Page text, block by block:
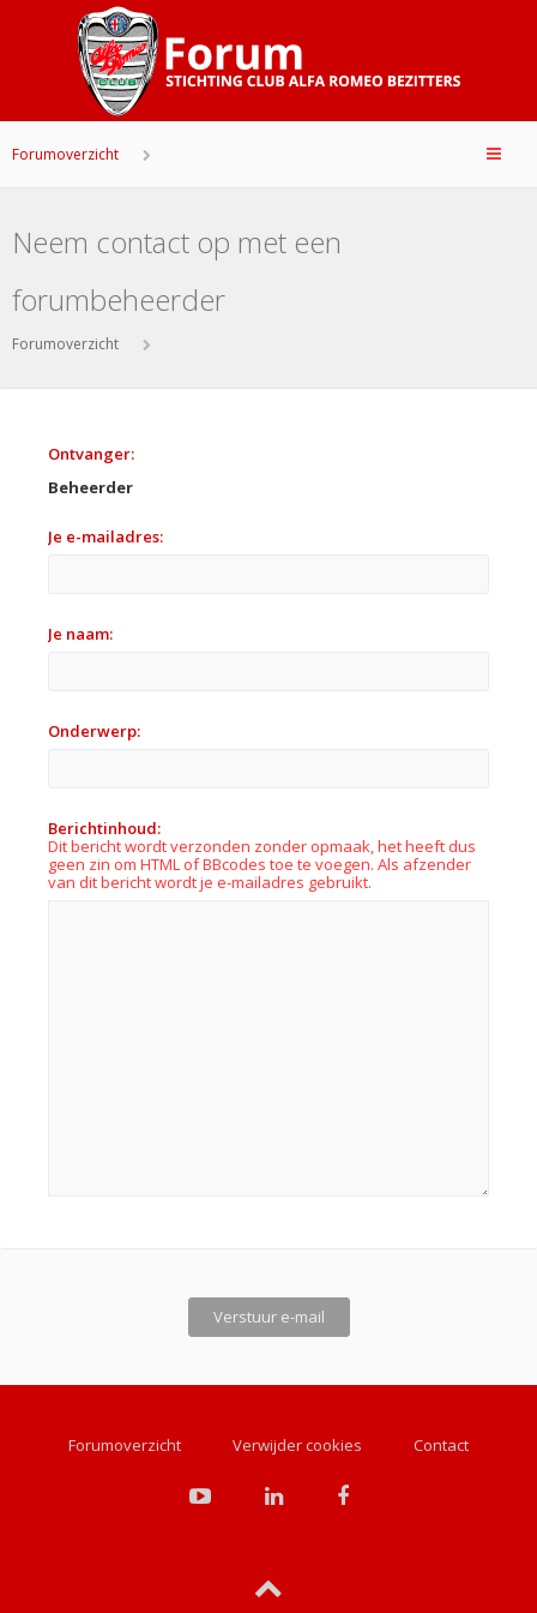
Forumoverzicht
Neem contact op met een
forumbeheerder
Forumoverzicht
Ontvanger:
Beheerder
Je e-mailadres:
Je naam:
Onderwerp:
Berichtinhoud:
Dit bericht wordt verzonden zonder opmaak, het heeft dus
geen zin om HTML of BBcodes toe te voegen. Als afzender
van dit bericht wordt je e-mailadres gebruikt.
Forumoverzicht Verwijder cookies Contact